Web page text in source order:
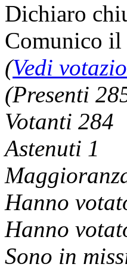
Dichiaro
Comunico il
(Vedi
(Presenti
Votanti 284
Astenuti 1
Hanno
Hanno
Sono in